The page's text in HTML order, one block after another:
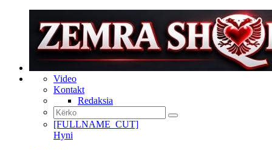
Video
Kontakt
Redaksia
[FULLNAME_CUT]
Hyni